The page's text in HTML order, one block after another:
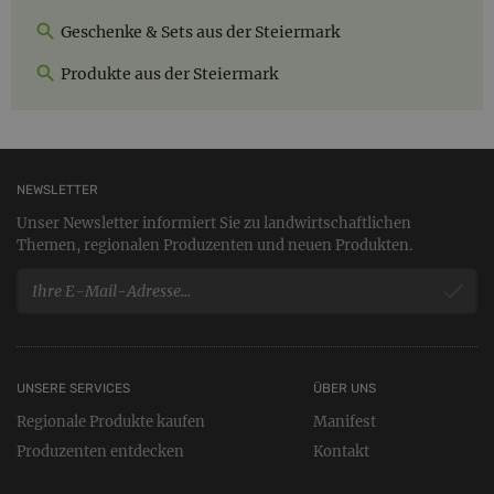
Geschenke & Sets aus der Steiermark
Produkte aus der Steiermark
NEWSLETTER
Unser Newsletter informiert Sie zu landwirtschaftlichen
Themen, regionalen Produzenten und neuen Produkten.
UNSERE SERVICES
Regionale Produkte kaufen
Produzenten entdecken
ÜBER UNS
Manifest
Kontakt